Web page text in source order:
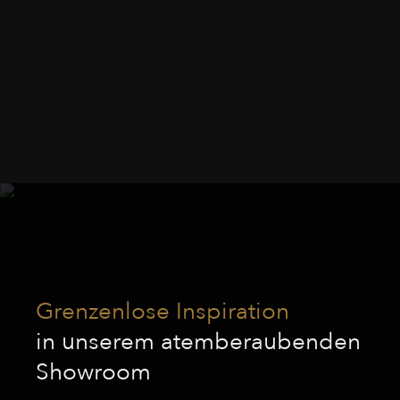
Grenzenlose Inspiration
in unserem atemberaubenden
Showroom